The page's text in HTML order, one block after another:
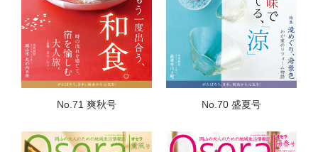
No.71 爽秋号 No.70 盛夏号